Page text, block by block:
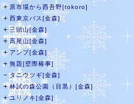
＋ 原市場から西吾野[tokoro]
＋ 西東京バス[金森]
＋三頭山[金森]
＋高尾山[金森]
＋ アンプ[金森]
＋ 無題[壁際椿事]
－タニウツギ[金森]
＋林試の森公園（目黒）[金森]
＋ユリノキ[金森]